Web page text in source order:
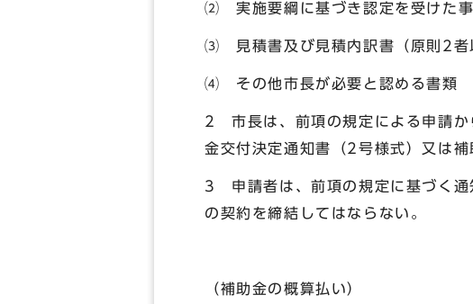
⑵ 実施要綱に基づき認定を受けた事
⑶ 見積書及び見積内訳書（原則2者
⑷ その他市長が必要と認める書類
2 市長は、前項の規定による申請か
金交付決定通知書（2号様式）又は
3 申請者は、前項の規定に基づく通
の契約を締結してはならない。
（補助金の概算払い）